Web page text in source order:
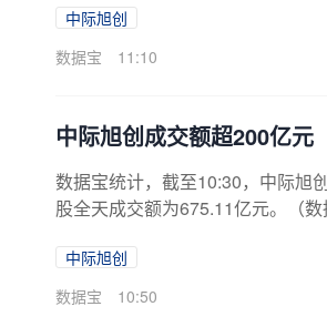
中际旭创
数据宝
11:10
中际旭创成交额超200亿元
数据宝统计，截至10:30，中际旭
股全天成交额为675.11亿元。（
中际旭创
数据宝
10:50